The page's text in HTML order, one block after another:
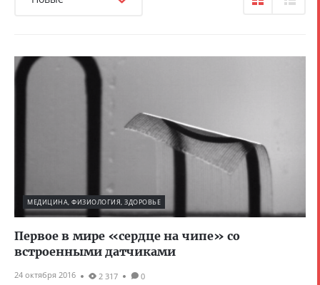
МЕДИЦИНА, ФИЗИОЛОГИЯ, ЗДОРОВЬЕ
Первое в мире «сердце на чипе» со
встроенными датчиками
24 октября 2016 2 317 0